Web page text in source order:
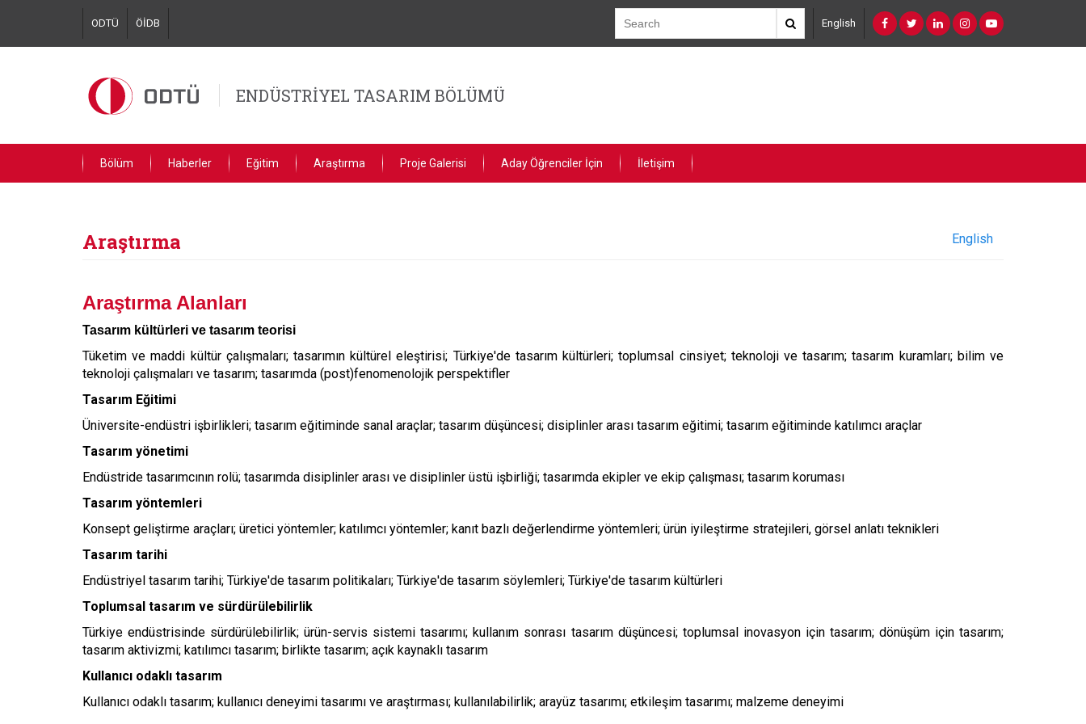
main
ODTÜ ÖİDB English
ENDÜSTRİYEL TASARIM BÖLÜMÜ
Bölüm Haberler Eğitim Araştırma Proje Galerisi Aday Öğrenciler İçin İletişim
Araştırma English
Araştırma Alanları
Tasarım kültürleri ve tasarım teorisi
Tüketim ve maddi kültür çalışmaları; tasarımın kültürel eleştirisi; Türkiye'de tasarım kültürleri; toplumsal cinsiyet; teknoloji ve tasarım; tasarım kuramları; bilim ve
teknoloji çalışmaları ve tasarım; tasarımda (post)fenomenolojik perspektifler
Tasarım Eğitimi
Üniversite-endüstri işbirlikleri; tasarım eğitiminde sanal araçlar; tasarım düşüncesi; disiplinler arası tasarım eğitimi; tasarım eğitiminde katılımcı araçlar
Tasarım yönetimi
Endüstride tasarımcının rolü; tasarımda disiplinler arası ve disiplinler üstü işbirliği; tasarımda ekipler ve ekip çalışması; tasarım koruması
Tasarım yöntemleri
Konsept geliştirme araçları; üretici yöntemler; katılımcı yöntemler; kanıt bazlı değerlendirme yöntemleri; ürün iyileştirme stratejileri, görsel anlatı teknikleri
Tasarım tarihi
Endüstriyel tasarım tarihi; Türkiye'de tasarım politikaları; Türkiye'de tasarım söylemleri; Türkiye'de tasarım kültürleri
Toplumsal tasarım ve sürdürülebilirlik
Türkiye endüstrisinde sürdürülebilirlik; ürün-servis sistemi tasarımı; kullanım sonrası tasarım düşüncesi; toplumsal inovasyon için tasarım; dönüşüm için tasarım;
tasarım aktivizmi; katılımcı tasarım; birlikte tasarım; açık kaynaklı tasarım
Kullanıcı odaklı tasarım
Kullanıcı odaklı tasarım; kullanıcı deneyimi tasarımı ve araştırması; kullanılabilirlik; arayüz tasarımı; etkileşim tasarımı; malzeme deneyimi